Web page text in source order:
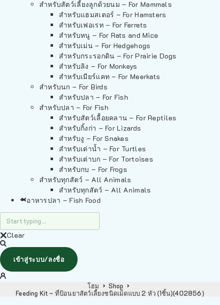
สำหรับสัตว์เลี้ยงลูกด้วยนม – For Mammals
สำหรับแฮมสเตอร์ – For Hamsters
สำหรับเฟอเรท – For Ferrets
สำหรับหนู – For Rats and Mice
สำหรับเม่น – For Hedgehogs
สำหรับกระรอกดิน – For Prairie Dogs
สำหรับลิง – For Monkeys
สำหรับเมียร์แคท – For Meerkats
สำหรับนก – For Birds
สำหรับปลา – For Fish
สำหรับปลา – For Fish
สำหรับสัตว์เลื้อยคลาน – For Reptiles
สำหรับกิ้งก่า – For Lizards
สำหรับงู – For Snakes
สำหรับเต่าน้ำ – For Turtles
สำหรับเต่าบก – For Tortoises
สำหรับกบ – For Frogs
สำหรับทุกสัตว์ – All Animals
สำหรับทุกสัตว์ – All Animals
อาหารปลา – Fish Food
Clear
เข้าสู่ระบบ/ลงชื่อ
โฮม
Shop
Feeding Kit – ที่ป้อนยาสัตว์เลี้ยงชนิดเม็ดแบบ 2 หัว (1ชิ้น)(402856)